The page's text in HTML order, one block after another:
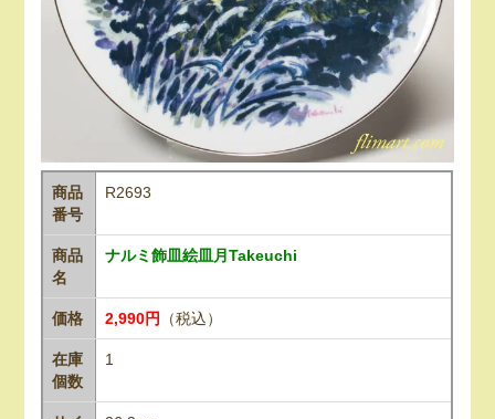
商品
番号
R2693
商品
名
ナルミ飾皿絵皿月Takeuchi
価格 2,990円 （税込）
在庫
個数
1